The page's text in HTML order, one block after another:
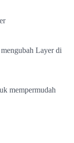
Layer di
mempermudah